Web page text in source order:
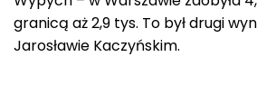
granicą aż 2,9 tys. To był drugi
Jarosławie Kaczyńskim.